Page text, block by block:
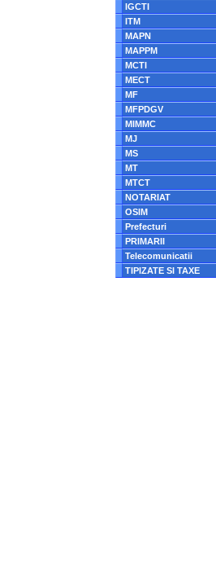
IGCTI
ITM
MAPN
MAPPM
MCTI
MECT
MF
MFPDGV
MIMMC
MJ
MS
MT
MTCT
NOTARIAT
OSIM
Prefecturi
PRIMARII
Telecomunicatii
TIPIZATE SI TAXE